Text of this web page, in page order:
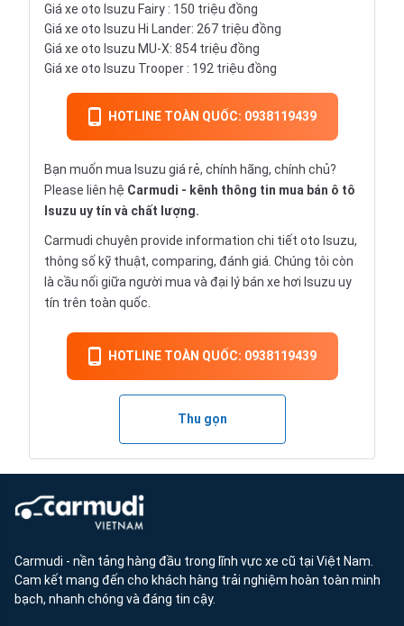
Giá xe oto Isuzu Fairy : 150 triệu đồng
Giá xe oto Isuzu Hi Lander: 267 triệu đồng
Giá xe oto Isuzu MU-X: 854 triệu đồng
Giá xe oto Isuzu Trooper : 192 triệu đồng
HOTLINE TOÀN QUỐC: 0938119439
Bạn muốn mua Isuzu giá rẻ, chính hãng, chính chủ?
Please liên hệ Carmudi - kênh thông tin mua bán ô tô
Isuzu uy tín và chất lượng.
Carmudi chuyên provide information chi tiết oto Isuzu,
thông số kỹ thuật, comparing, đánh giá. Chúng tôi còn
là cầu nối giữa người mua và đại lý bán xe hơi Isuzu uy
tín trên toàn quốc.
HOTLINE TOÀN QUỐC: 0938119439
Thu gọn
Carmudi - nền tảng hàng đầu trong lĩnh vực xe cũ tại Việt Nam.
Cam kết mang đến cho khách hàng trải nghiệm hoàn toàn minh
bạch, nhanh chóng và đáng tin cậy.